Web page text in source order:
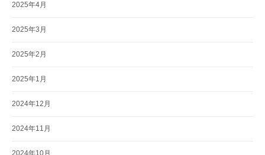
2025年4月
2025年3月
2025年2月
2025年1月
2024年12月
2024年11月
2024年10月